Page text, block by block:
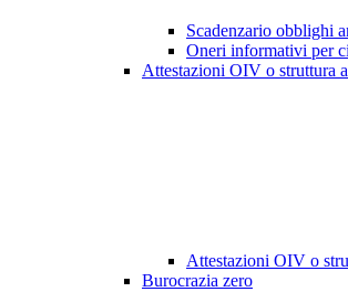
Scadenzario obblighi
Oneri informativi per
Attestazioni OIV o struttura
Attestazioni OIV o
Burocrazia zero